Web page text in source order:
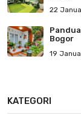
22
Bogor
19
KATEGORI